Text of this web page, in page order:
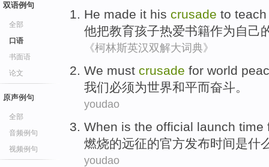
双语例句
全部
口语
书面语
论文
原声例句
全部
音频例句
视频例句
He made it his crusade to teach
他把教育孩子热爱书籍作为 自己
《柯林斯英汉双解大词典》
We must crusade for world
我们必须为世界和平而奋斗。
youdao
When is the official launch time
燃烧的远征的官方发布时间是什
youdao